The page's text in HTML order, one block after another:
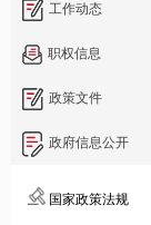
工作动态
职权信息
政策文件
政府信息公开
国家政策法规